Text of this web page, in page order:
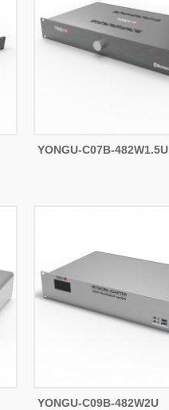
YONGU-C07B-482W1.5U
YONGU-C09B-482W2U